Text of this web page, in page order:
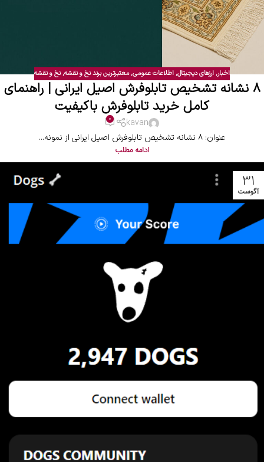
اخبار,ارزهای دیجیتال,اطلاعات عمومی,معتبرترین برند نخ و نقشه,نخ و نقشه
۸ نشانه تشخیص تابلوفرش اصیل ایرانی | راهنمای
کامل خرید تابلوفرش باکیفیت
kavan
0
عنوان: ۸ نشانه تشخیص تابلوفرش اصیل ایرانی از نمونه...
ادامه مطلب
31
آگوست